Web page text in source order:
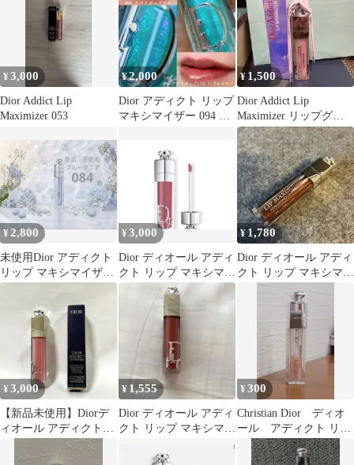
¥3,000
Dior Addict Lip
Maximizer 053
¥2,000
Dior アディクト リップ
マキシマイザー 094 ア
¥ 1,500
Dior Addict Lip
Maximizer リップグロ
ス
¥2,800
未使用Dior アディクト
リップ マキシマイザー
084 ブルーマニア
¥3,000
Dior ディオール アディ
クト リップ マキシマイ
ザー 026 箱付き
¥1,780
Dior ディオール アディ
クト リップ マキシマイ
ザー 020 ブラウン
¥3,000
【新品未使用】Diorデ
ィオール アディクトリ
ップ マキシマイザー
054オーロラ
¥1,555
Dior ディオール アディ
クト リップ マキシマイ
¥300
Christian Dior ディオ
ール アディクト リッ
プ マキシマイザー